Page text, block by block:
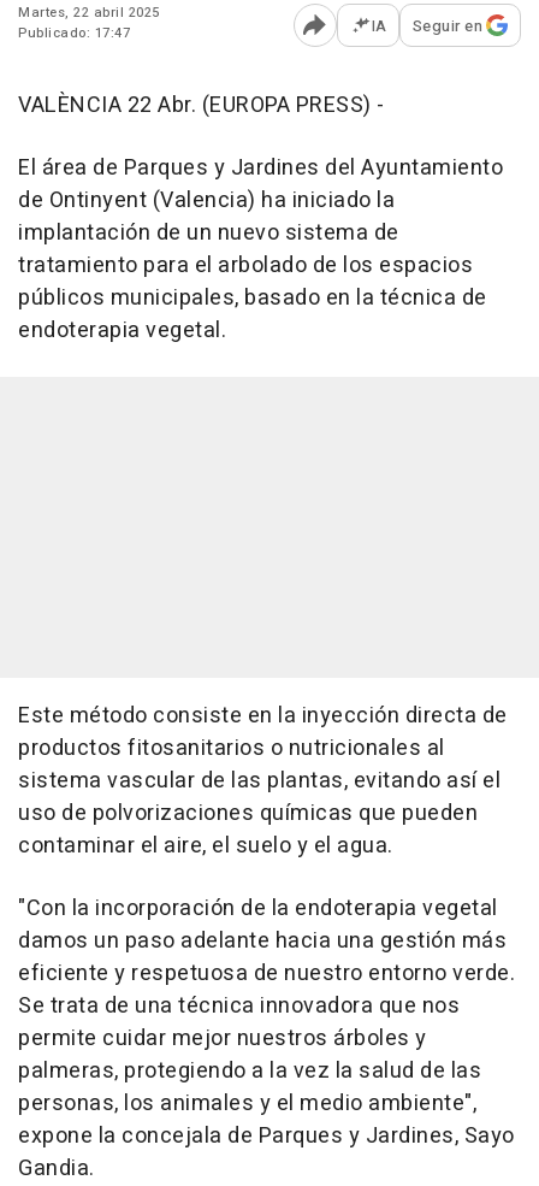
Martes, 22 abril 2025
Publicado: 17:47
Abrir opciones para
IA Seguir en
VALÈNCIA 22 Abr. (EUROPA PRESS) -
El área de Parques y Jardines del Ayuntamiento
de Ontinyent (Valencia) ha iniciado la
implantación de un nuevo sistema de
tratamiento para el arbolado de los espacios
públicos municipales, basado en la técnica de
endoterapia vegetal.
Este método consiste en la inyección directa de
productos fitosanitarios o nutricionales al
sistema vascular de las plantas, evitando así el
uso de polvorizaciones químicas que pueden
contaminar el aire, el suelo y el agua.
"Con la incorporación de la endoterapia vegetal
damos un paso adelante hacia una gestión más
eficiente y respetuosa de nuestro entorno verde.
Se trata de una técnica innovadora que nos
permite cuidar mejor nuestros árboles y
palmeras, protegiendo a la vez la salud de las
personas, los animales y el medio ambiente",
expone la concejala de Parques y Jardines, Sayo
Gandia.